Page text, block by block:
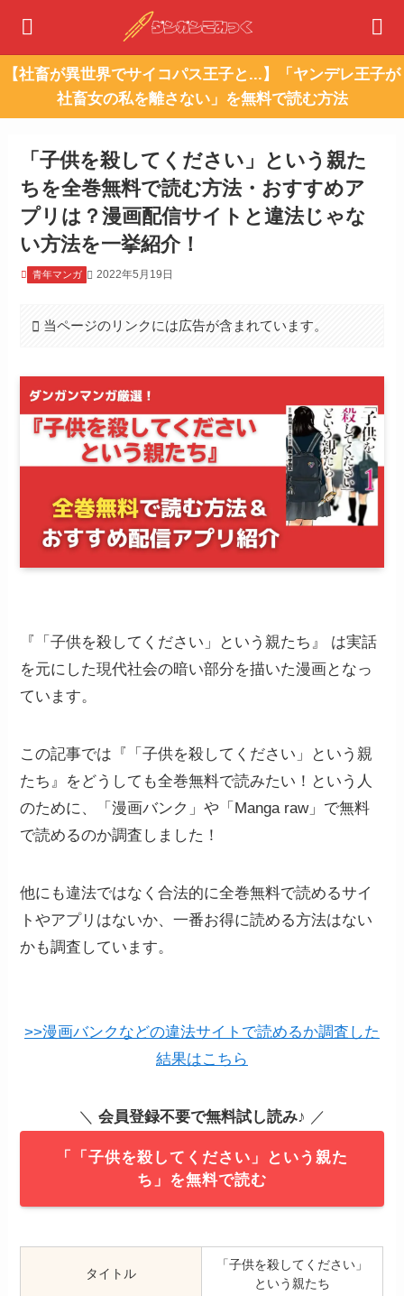
【社畜が異世界でサイコパス王子と...】「ヤンデレ王子が
社畜女の私を離さない」を無料で読む方法
「子供を殺してください」という親た
ちを全巻無料で読む方法・おすすめア
プリは？漫画配信サイトと違法じゃな
い方法を一挙紹介！
青年マンガ 2022年5月19日
当ページのリンクには広告が含まれています。
『「子供を殺してください」という親たち』 は実話
を元にした現代社会の暗い部分を描いた漫画となっ
ています。
この記事では『「子供を殺してください」という親
たち』をどうしても全巻無料で読みたい！という人
のために、「漫画バンク」や「Manga raw」で無料
で読めるのか調査しました！
他にも違法ではなく合法的に全巻無料で読めるサイ
トやアプリはないか、一番お得に読める方法はない
かも調査しています。
>>漫画バンクなどの違法サイトで読めるか調査した
結果はこちら
＼ 会員登録不要で無料試し読み♪ ／
「「子供を殺してください」という親た
ち」を無料で読む
タイトル
「子供を殺してください」
という親たち